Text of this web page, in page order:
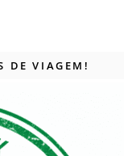
DE VIAGEM!